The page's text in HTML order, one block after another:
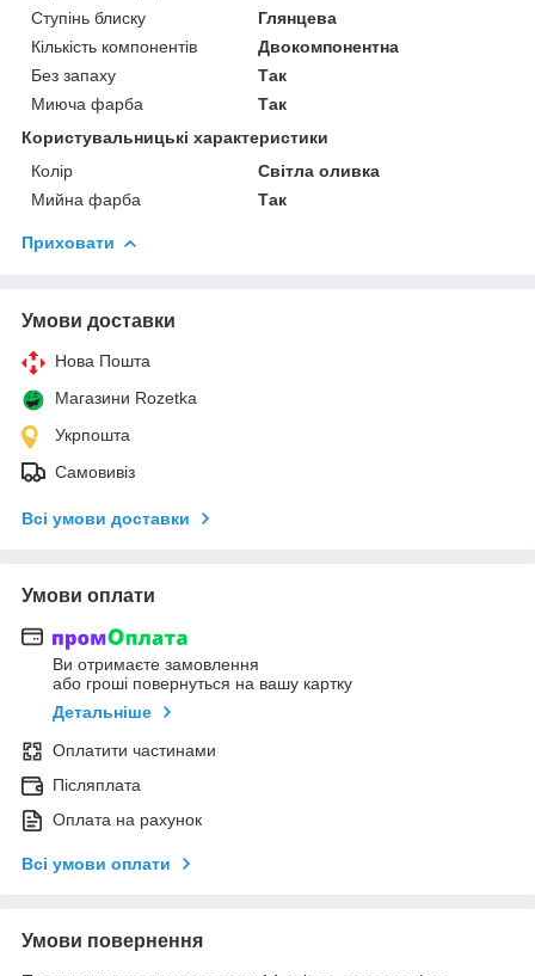
Ступінь блиску
Глянцева
Кількість компонентів
Двокомпонентна
Без запаху
Так
Миюча фарба
Так
Користувальницькі характеристики
Колір
Світла оливка
Мийна фарба
Так
Приховати
Умови доставки
Нова Пошта
Магазини Rozetka
Укрпошта
Самовивіз
Всі умови доставки
Умови оплати
Ви отримаєте замовлення
або гроші повернуться на вашу картку
Детальніше
Оплатити частинами
Післяплата
Оплата на рахунок
Всі умови оплати
Умови повернення